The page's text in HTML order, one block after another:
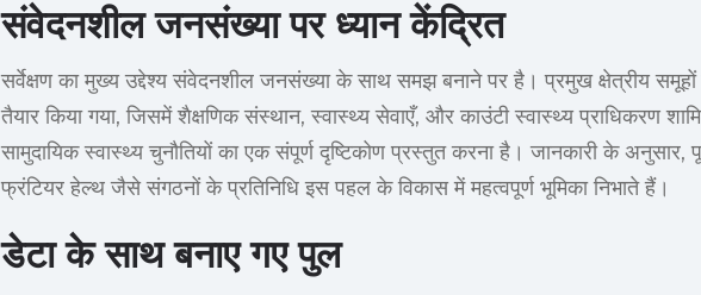
संवेदनशील जनसंख्या पर ध्यान केंद्रित
सर्वेक्षण का मुख्य उद्देश्य संवेदनशील जनसंख्या के साथ समझ बनाने पर है। प्रमुख क्षेत्रीय समूहों
तैयार किया गया, जिसमें शैक्षणिक संस्थान, स्वास्थ्य सेवाएँ, और काउंटी स्वास्थ्य प्राधिकरण
सामुदायिक स्वास्थ्य चुनौतियों का एक संपूर्ण दृष्टिकोण प्रस्तुत करना है। जानकारी के अनुसार,
फ्रंटियर हेल्थ जैसे संगठनों के प्रतिनिधि इस पहल के विकास में महत्वपूर्ण भूमिका निभाते हैं।
डेटा के साथ बनाए गए पुल